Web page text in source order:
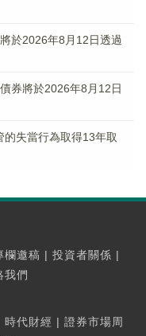
於2026年8月12日透過
券將於2026年8月12日
失當行為取得13年取
欄邀稿 | 投資者關係 |
我們
時代財經 | 證券市場周